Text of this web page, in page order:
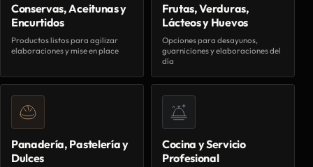
Conservas, Aceitunas y
Encurtidos
Productos listos para agilizar
elaboraciones y mise en place
Frutas, Verduras,
Lácteos y Huevos
Opciones para desayunos,
guarniciones y elaboraciones del
día
Panadería, Pastelería y
Dulces
Cocina y Servicio
Profesional